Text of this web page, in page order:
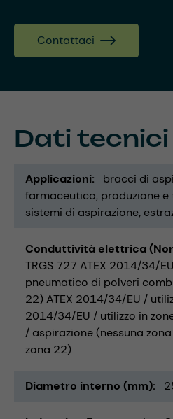
Contattaci
Dati tecnici
Applicazioni bracci di
farmaceutica produzione
sistemi di aspirazione
Conduttività elettrica
TRGS 727 ATEX 2014/34/
pneumatico di polveri
22) ATEX 2014/34/EU /
2014/34/EU / utilizzo in
/ aspirazione (nessuna
zona 22)
Diametro interno (mm)